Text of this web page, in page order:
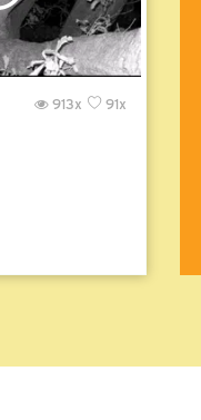
91x
913x